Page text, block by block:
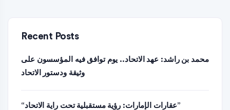
Recent Posts
محمد بن راشد: عهد الاتحاد.. يوم توافق فيه المؤسسون على
وثيقة ودستور الاتحاد
“عقارات الإمارات: رؤية مستقبلية تحت راية الاتحاد”